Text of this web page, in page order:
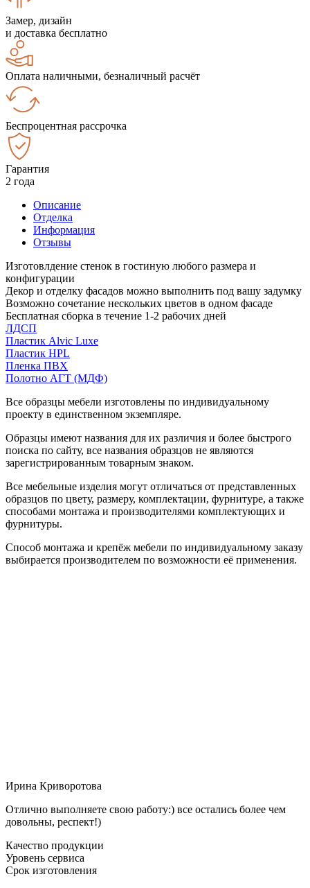
Замер, дизайн
и доставка бесплатно
Оплата наличными, безналичный расчёт
Беспроцентная рассрочка
Гарантия
2 года
Описание
Отделка
Информация
Отзывы
Изготовлдение стенок в гостиную любого размера и
конфигурации
Декор и отделку фасадов можно выполнить под вашу задумку
Возможно сочетание нескольких цветов в одном фасаде
Бесплатная сборка в течение 1-2 рабочих дней
ЛДСП
Пластик Alvic Luxe
Пластик HPL
Пленка ПВХ
Полотно АГТ (МДФ)
Все образцы мебели изготовлены по индивидуальному
проекту в единственном экземпляре.
Образцы имеют названия для их различия и более быстрого
поиска по сайту, все названия образцов не являются
зарегистрированным товарным знаком.
Все мебельные изделия могут отличаться от представленных
образцов по цвету, размеру, комплектации, фурнитуре, а также
способами монтажа и производителями комплектующих и
фурнитуры.
Способ монтажа и крепёж мебели по индивидуальному заказу
выбирается производителем по возможности её применения.
Ирина Криворотова
Отлично выполняете свою работу:) все остались более чем
довольны, респект!)
Качество продукции
Уровень сервиса
Срок изготовления